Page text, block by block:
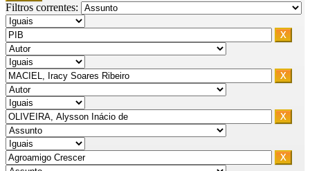
Filtros correntes: